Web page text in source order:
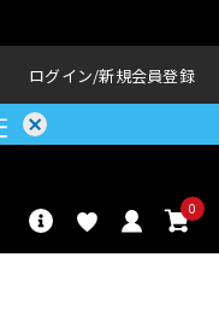
ログイン 新規会員登録
0